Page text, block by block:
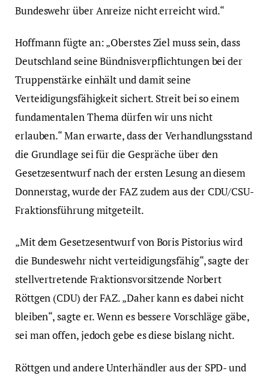
Bundeswehr über Anreize nicht erreicht wird.“
Hoffmann fügte an: „Oberstes Ziel muss sein, dass
Deutschland seine Bündnisverpflichtungen bei der
Truppenstärke einhält und damit seine
Verteidigungsfähigkeit sichert. Streit bei so einem
fundamentalen Thema dürfen wir uns nicht
erlauben.“ Man erwarte, dass der Verhandlungsstand
die Grundlage sei für die Gespräche über den
Gesetzesentwurf nach der ersten Lesung an diesem
Donnerstag, wurde der FAZ zudem aus der CDU/CSU-
Fraktionsführung mitgeteilt.
„Mit dem Gesetzesentwurf von Boris Pistorius wird
die Bundeswehr nicht verteidigungsfähig“, sagte der
stellvertretende Fraktionsvorsitzende Norbert
Röttgen (CDU) der FAZ. „Daher kann es dabei nicht
bleiben“, sagte er. Wenn es bessere Vorschläge gäbe,
sei man offen, jedoch gebe es diese bislang nicht.
Röttgen und andere Unterhändler aus der SPD- und